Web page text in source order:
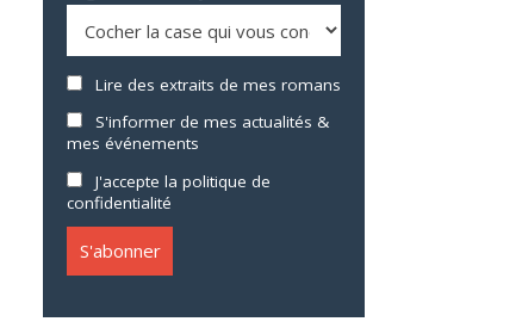
Lire des extraits de mes romans
S'informer de mes actualités &
mes événements
J'accepte la politique de
confidentialité